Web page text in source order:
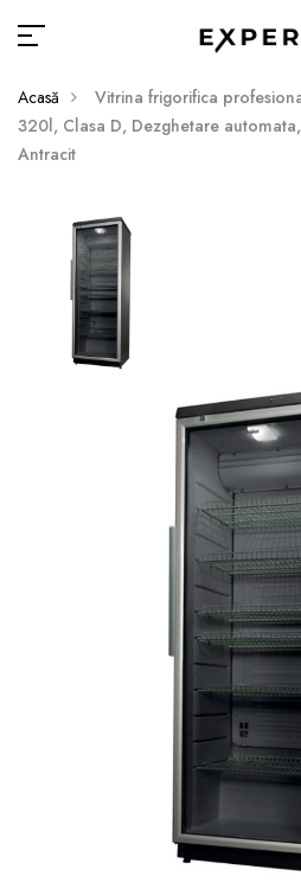
Acasă
Vitrina frigorifica
320l, Clasa D, Dezghetare
Antracit